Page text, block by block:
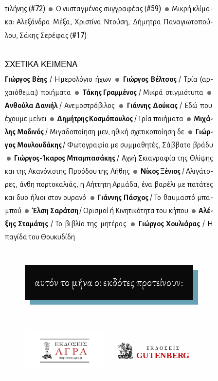
τι­λή­νης (#72) Ο νυ­σταγ­μέ­νος συγ­γρα­φέ­ας (#59)
Μι­κρή κλί­μα­
κα: Αλε­ξάν­δρα Μέ­ξα, Χρι­στί­να Ντού­ση, Δή­μη­τρα Πα­να­γιω­το­πού­
λου, Σά­κης Σε­ρέ­φας (#17)
ΣΧΕΤΙΚΑ ΚΕΙΜΕΝΑ
Γιώρ­γος Βέ­ης / Ημε­ρο­λό­γιο ήχων Γιώρ­γος Βέλ­τσος / Τρία (αρ­
χαιό­θε­μα;) ποι­ή­μα­τα
Τά­κης Γραμ­μέ­νος / Μι­κρά στιγ­μιό­τυ­πα
Αν­θού­λα Δα­νι­ήλ / Ανε­μο­στρό­βι­λος Γιάν­νης Δού­κας / Εδώ που
έχου­με μεί­νει
Δη­μή­τρης Κο­σμό­που­λος / Τρία ποι­ή­μα­τα
Μι­χά­
λης Μο­δι­νός / Μι­γα­δο­ποί­η­ση μεν, ηθι­κή σχε­τι­κο­ποί­η­ση δε
Γιώρ­
γος Μου­λου­δά­κης/ Φω­το­γρα­φία με συμ­μα­θη­τές, Σάβ­βα­το βρά­δυ
Γιώρ­γος-Ίκα­ρος Μπα­μπα­σά­κης / Αχνή Σκια­γρα­φία της Θλί­ψης
και της Ακα­νό­νι­στης Προ­ό­δου της Λή­θης
Νί­κος Ξέ­νιος / Αλι­γά­το­
ρες, άν­θη πορ­το­κα­λιάς, η Αήτ­τη­τη Αρ­μά­δα, ένα βα­ρέ­λι με πα­τά­τες
και δυο ήλιοι στον ου­ρα­νό
Γιάν­νης Πά­σχος / Το θαυ­μα­στό μπα­
μπού
Έλ­ση Σα­ρά­τση / Ορι­σμοί ή Κι­νη­τι­κό­τη­τα του κή­που
Αλέ­
ξης Στα­μά­της / Το βι­βλίο της μη­τέ­ρας Γιώρ­γος Χου­λιά­ρας / Η
πα­γί­δα του Θου­κυ­δί­δη
αυτόν το μήνα οι εκδότες προτείνουν: